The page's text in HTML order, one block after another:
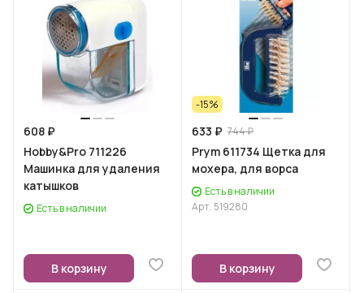
608 ₽
Hobby&Pro 711226
Машинка для удаления
катышков
Есть в наличии
В корзину
-15%
633 ₽ 744 ₽
Prym 611734 Щетка для
мохера, для ворса
Есть в наличии
Арт. 519280
В корзину